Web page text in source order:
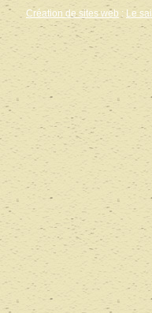
Création de sites web : Le